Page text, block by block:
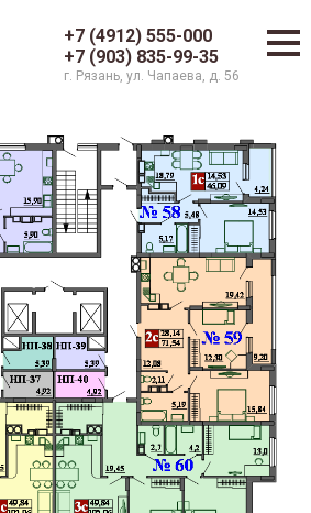
+7 (4912) 555-000
+7 (903) 835-99-35
г. Рязань, ул. Чапаева, д. 56